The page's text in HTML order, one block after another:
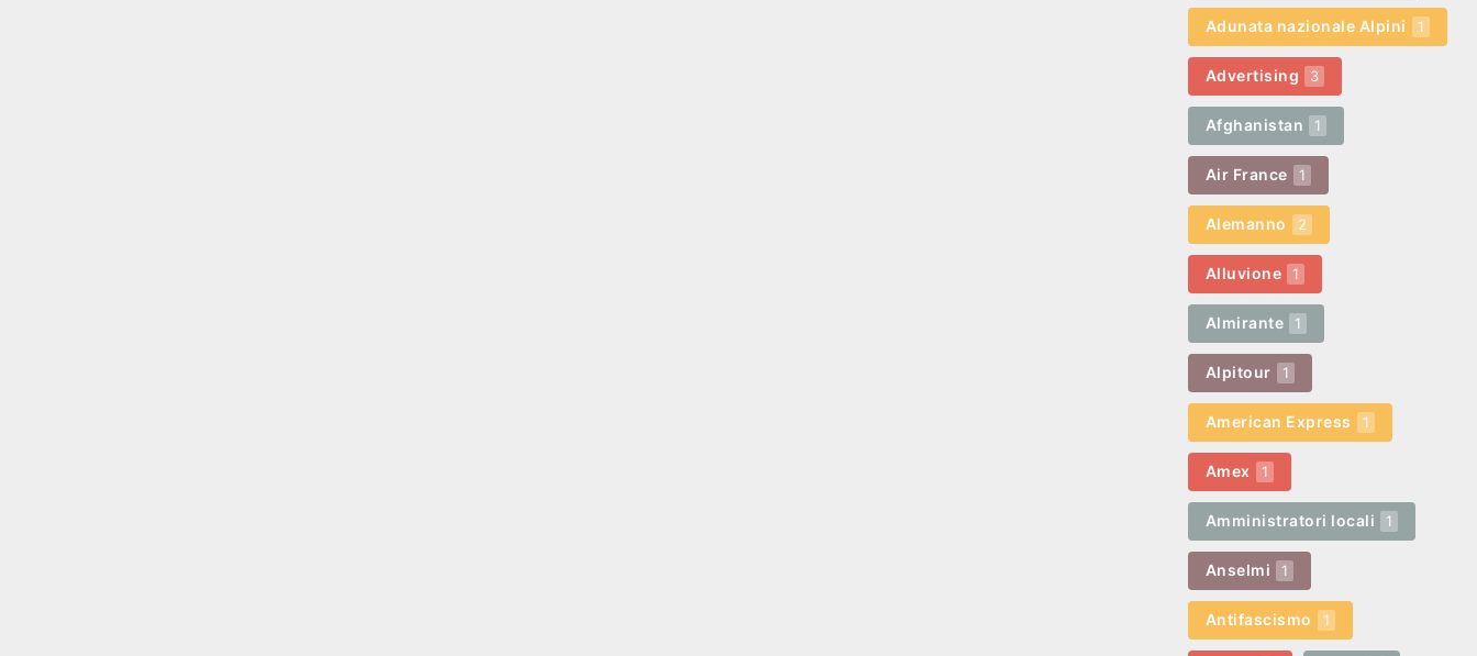
Adunata nazionale Alpini 1
Advertising 3
Afghanistan 1
Air France 1
Alemanno 2
Alluvione 1
Almirante 1
Alpitour 1
American Express 1
Amex 1
Amministratori locali 1
Anselmi 1
Antifascismo 1